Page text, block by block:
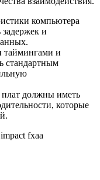
компьютера
и
таймингами и
стандартным
должны иметь
которые
fxaa